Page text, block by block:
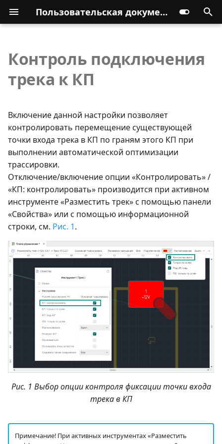
Пользовательская документация
Контроль подключения
трека к КП
Включение данной настройки позволяет
контролировать перемещение существующей
точки входа трека в КП по граням этого КП при
выполнении автоматической оптимизации
трассировки.
Отключение/включение опции «Контролировать» /
«КП: контролировать» производится при активном
инструменте «Разместить трек» с помощью панели
«Свойства» или с помощью информационной
строки, см. Рис. 1.
Рис. 1 Выбор опции контроля фиксации точки входа
трека в КП
Примечание! При активных инструментах «Разместить